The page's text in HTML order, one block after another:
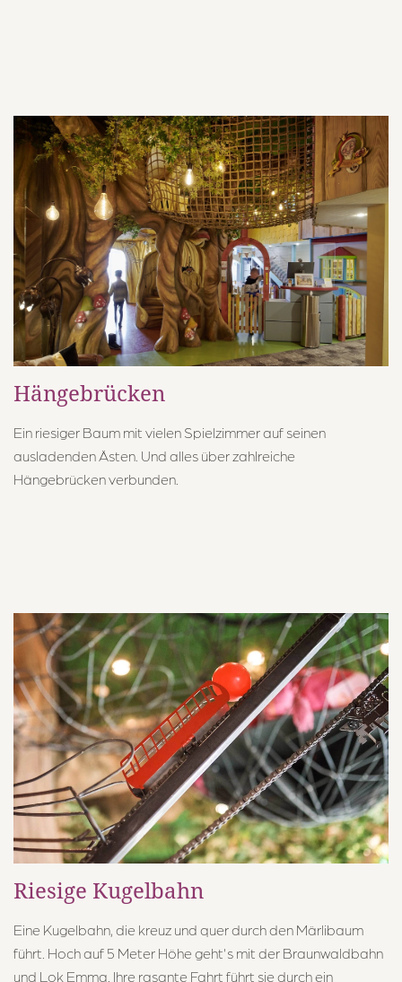
Hängebrücken
Ein riesiger Baum mit vielen Spielzimmer auf seinen
ausladenden Ästen. Und alles über zahlreiche
Hängebrücken verbunden.
Riesige Kugelbahn
Eine Kugelbahn, die kreuz und quer durch den Märlibaum
führt. Hoch auf 5 Meter Höhe geht's mit der Braunwaldbahn
und Lok Emma. Ihre rasante Fahrt führt sie durch ein